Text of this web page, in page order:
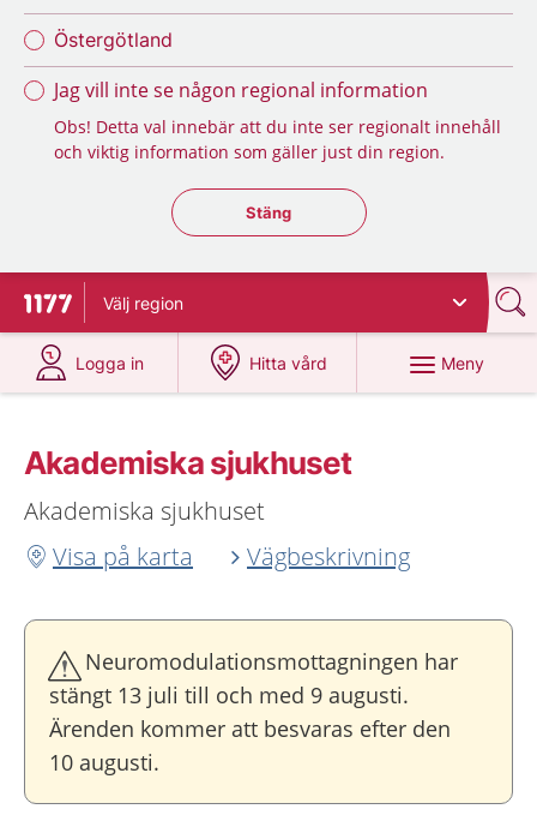
Östergötland
Jag vill inte se någon regional information
Obs! Detta val innebär att du inte ser regionalt innehåll
och viktig information som gäller just din region.
Stäng regionsväljaren
Stäng
Till startsidan för 1177
Välj region
Logga in
på 1177.se
Hitta vård
på 1177.se
Meny
Akademiska sjukhuset
Akademiska sjukhuset
Visa på karta
Vägbeskrivning
Neuromodulationsmottagningen har
stängt 13 juli till och med 9 augusti.
Ärenden kommer att besvaras efter den
10 augusti.